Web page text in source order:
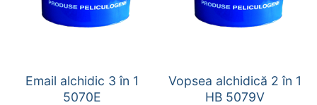
Email alchidic 3 în 1
5070E
Vopsea alchidică 2 în 1
HB 5079V